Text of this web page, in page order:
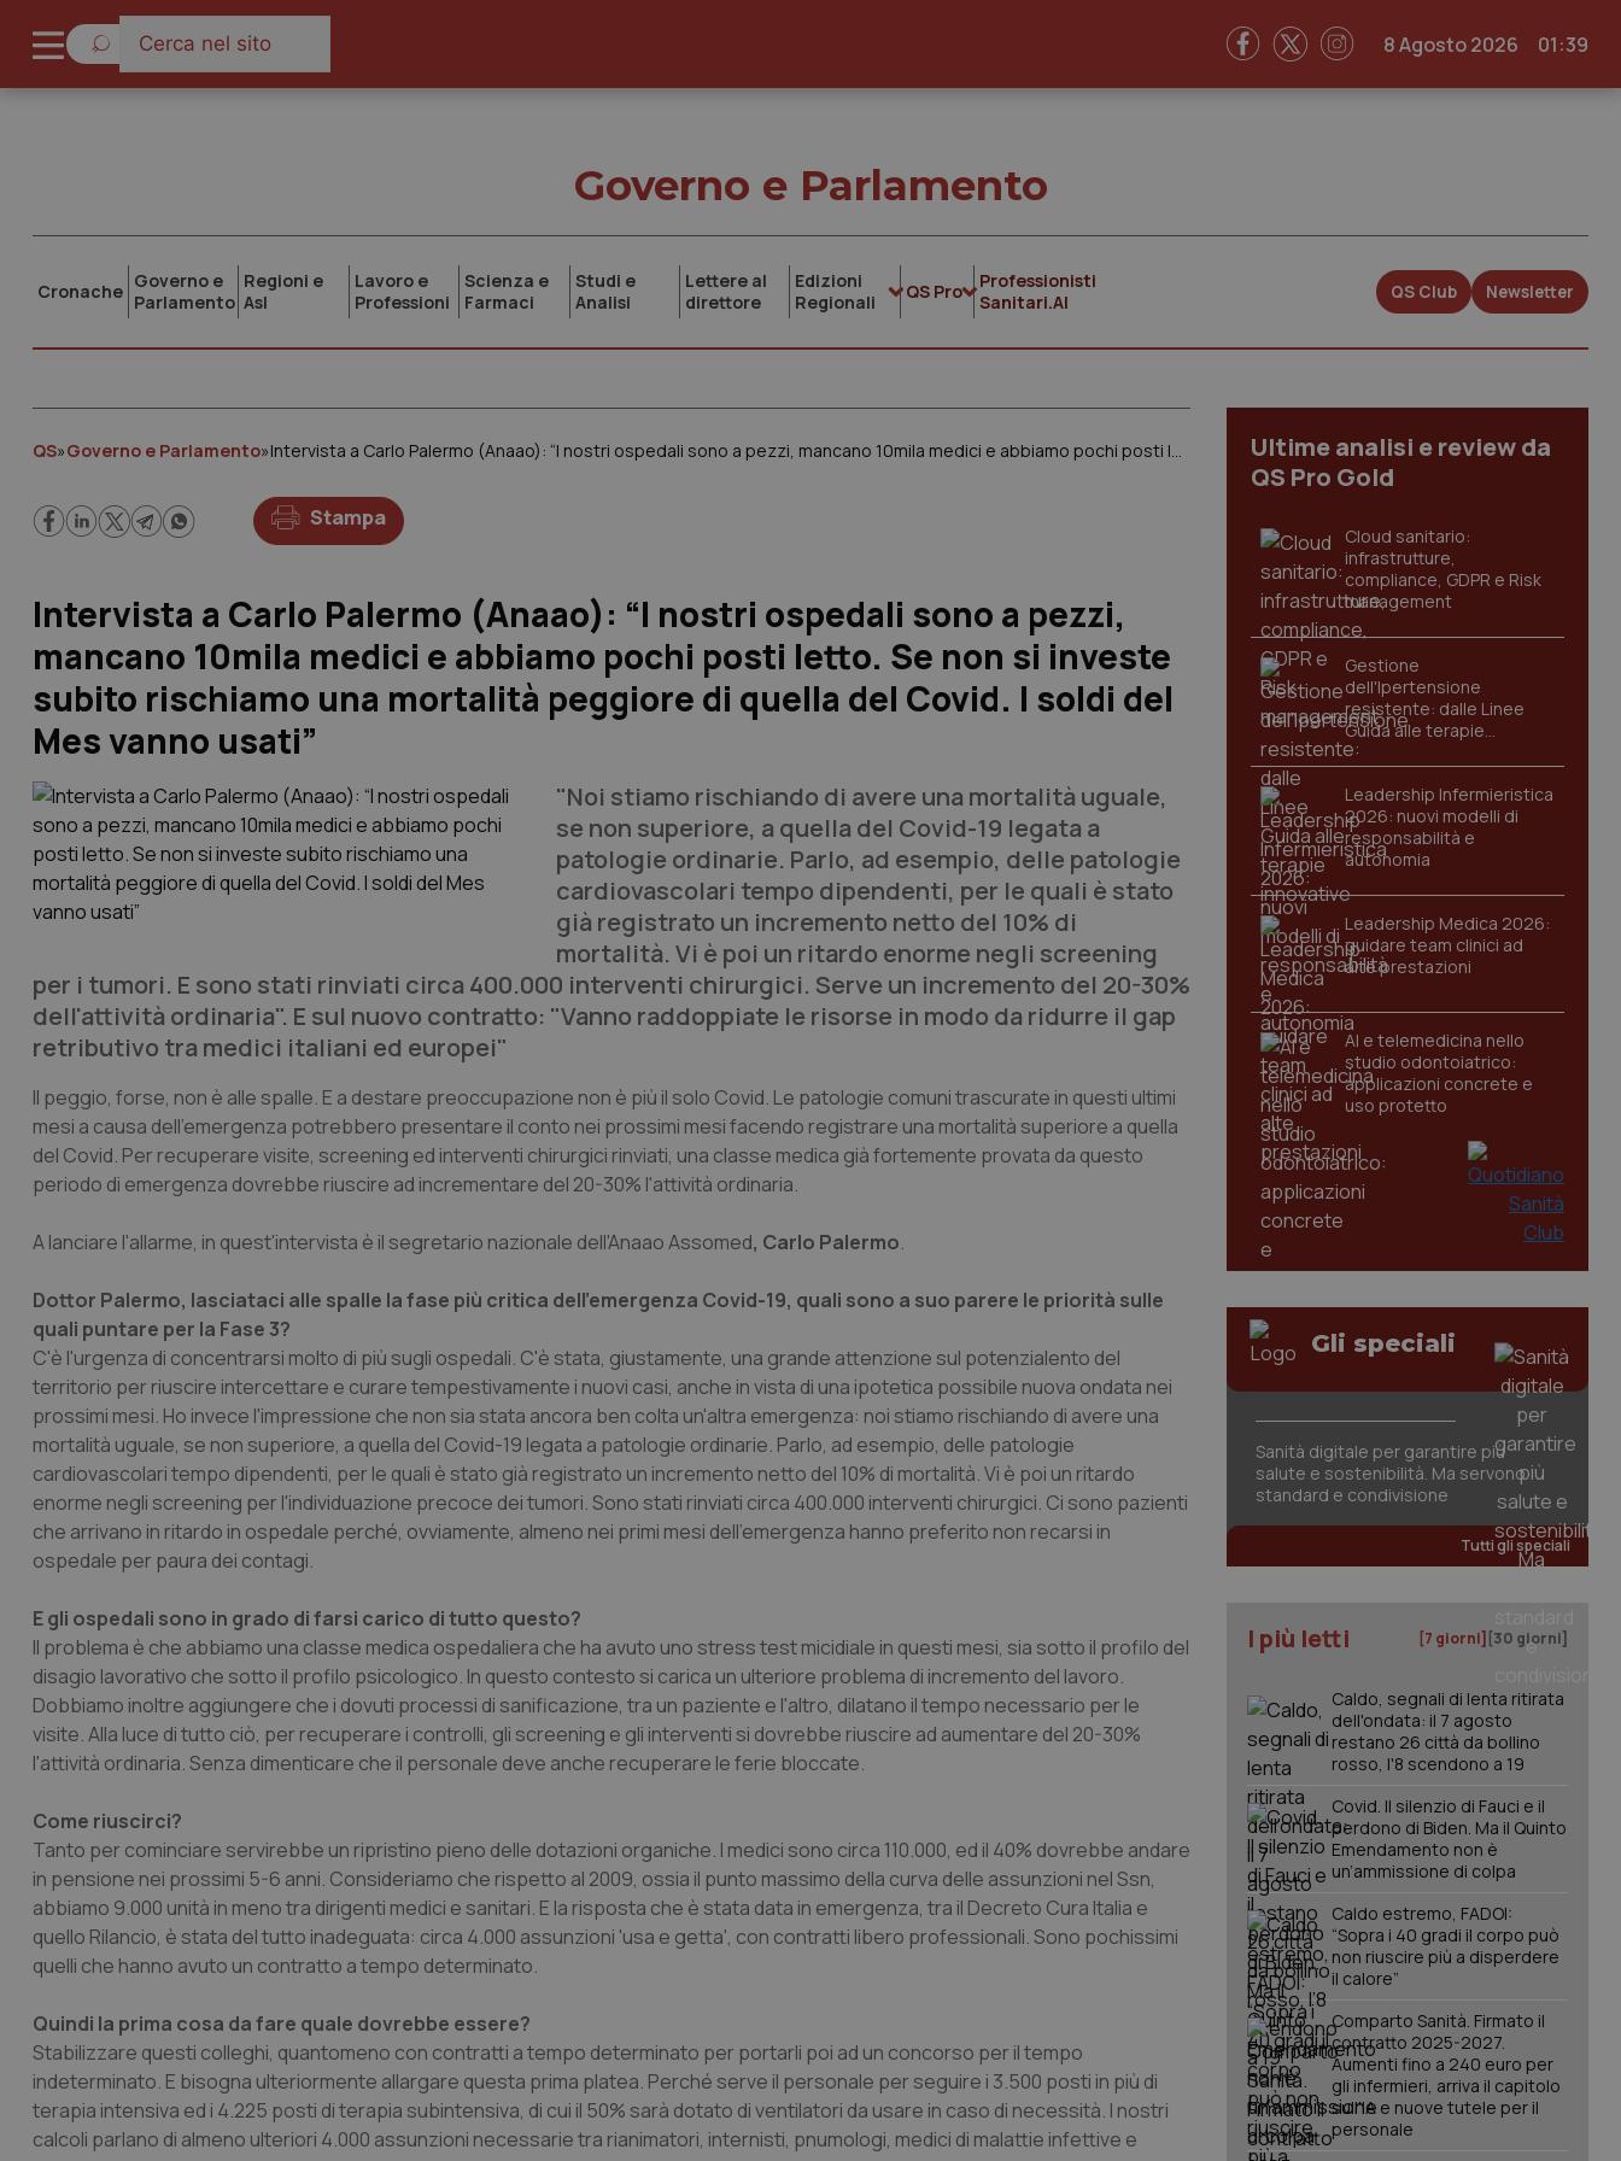
8 Agosto 2026 01:39
Governo e Parlamento
Cronache Governo e
Parlamento
Regioni e
Asl
Lavoro e
Professioni
Scienza e
Farmaci
Studi e
Analisi
Lettere al
direttore
Edizioni
Regionali
QS Pro
Professionisti
Sanitari.AI
QS Club Newsletter
QS»Governo e Parlamento» Intervista a Carlo Palermo (Anaao): “I nostri ospedali sono a pezzi, mancano 10mila medici e abbiamo pochi posti letto. Se non si investe subito rischiamo una mortalità peggiore di quella del Covid. I soldi del Mes vanno usati”
Stampa
Intervista a Carlo Palermo (Anaao): “I nostri ospedali sono a pezzi,
mancano 10mila medici e abbiamo pochi posti letto. Se non si investe
subito rischiamo una mortalità peggiore di quella del Covid. I soldi del
Mes vanno usati”
"Noi stiamo rischiando di avere una mortalità uguale,
se non superiore, a quella del Covid-19 legata a
patologie ordinarie. Parlo, ad esempio, delle patologie
cardiovascolari tempo dipendenti, per le quali è stato
già registrato un incremento netto del 10% di
mortalità. Vi è poi un ritardo enorme negli screening
per i tumori. E sono stati rinviati circa 400.000 interventi chirurgici. Serve un incremento del 20-30%
dell'attività ordinaria". E sul nuovo contratto: "Vanno raddoppiate le risorse in modo da ridurre il gap
retributivo tra medici italiani ed europei"
Il peggio, forse, non è alle spalle. E a destare preoccupazione non è più il solo Covid. Le patologie comuni trascurate in questi ultimi
mesi a causa dell'emergenza potrebbero presentare il conto nei prossimi mesi facendo registrare una mortalità superiore a quella
del Covid. Per recuperare visite, screening ed interventi chirurgici rinviati, una classe medica già fortemente provata da questo
periodo di emergenza dovrebbe riuscire ad incrementare del 20-30% l'attività ordinaria.
A lanciare l'allarme, in quest'intervista è il segretario nazionale dell'Anaao Assomed, Carlo Palermo.
Dottor Palermo, lasciataci alle spalle la fase più critica dell'emergenza Covid-19, quali sono a suo parere le priorità sulle
quali puntare per la Fase 3?
C'è l'urgenza di concentrarsi molto di più sugli ospedali. C'è stata, giustamente, una grande attenzione sul potenzialento del
territorio per riuscire intercettare e curare tempestivamente i nuovi casi, anche in vista di una ipotetica possibile nuova ondata nei
prossimi mesi. Ho invece l'impressione che non sia stata ancora ben colta un'altra emergenza: noi stiamo rischiando di avere una
mortalità uguale, se non superiore, a quella del Covid-19 legata a patologie ordinarie. Parlo, ad esempio, delle patologie
cardiovascolari tempo dipendenti, per le quali è stato già registrato un incremento netto del 10% di mortalità. Vi è poi un ritardo
enorme negli screening per l'individuazione precoce dei tumori. Sono stati rinviati circa 400.000 interventi chirurgici. Ci sono pazienti
che arrivano in ritardo in ospedale perché, ovviamente, almeno nei primi mesi dell'emergenza hanno preferito non recarsi in
ospedale per paura dei contagi.
E gli ospedali sono in grado di farsi carico di tutto questo?
Il problema è che abbiamo una classe medica ospedaliera che ha avuto uno stress test micidiale in questi mesi, sia sotto il profilo del
disagio lavorativo che sotto il profilo psicologico. In questo contesto si carica un ulteriore problema di incremento del lavoro.
Dobbiamo inoltre aggiungere che i dovuti processi di sanificazione, tra un paziente e l'altro, dilatano il tempo necessario per le
visite. Alla luce di tutto ciò, per recuperare i controlli, gli screening e gli interventi si dovrebbe riuscire ad aumentare del 20-30%
l'attività ordinaria. Senza dimenticare che il personale deve anche recuperare le ferie bloccate.
Come riuscirci?
Tanto per cominciare servirebbe un ripristino pieno delle dotazioni organiche. I medici sono circa 110.000, ed il 40% dovrebbe andare
in pensione nei prossimi 5-6 anni. Consideriamo che rispetto al 2009, ossia il punto massimo della curva delle assunzioni nel Ssn,
abbiamo 9.000 unità in meno tra dirigenti medici e sanitari. E la risposta che è stata data in emergenza, tra il Decreto Cura Italia e
quello Rilancio, è stata del tutto inadeguata: circa 4.000 assunzioni 'usa e getta', con contratti libero professionali. Sono pochissimi
quelli che hanno avuto un contratto a tempo determinato.
Quindi la prima cosa da fare quale dovrebbe essere?
Stabilizzare questi colleghi, quantomeno con contratti a tempo determinato per portarli poi ad un concorso per il tempo
indeterminato. E bisogna ulteriormente allargare questa prima platea. Perché serve il personale per seguire i 3.500 posti in più di
terapia intensiva ed i 4.225 posti di terapia subintensiva, di cui il 50% sarà dotato di ventilatori da usare in caso di necessità. I nostri
calcoli parlano di almeno ulteriori 4.000 assunzioni necessarie tra rianimatori, internisti, pnumologi, medici di malattie infettive e
Ultime analisi e review da
QS Pro Gold
Cloud sanitario:
infrastrutture,
compliance, GDPR e Risk
management
Gestione
dell'Ipertensione
resistente: dalle Linee
Guida alle terapie
innovative
Leadership Infermieristica
2026: nuovi modelli di
responsabilità e
autonomia
Leadership Medica 2026:
guidare team clinici ad
alte prestazioni
AI e telemedicina nello
studio odontoiatrico:
applicazioni concrete e
uso protetto
Gli speciali
Sanità digitale per garantire più
salute e sostenibilità. Ma servono
standard e condivisione
Tutti gli speciali
I più letti [7 giorni] [30 giorni]
Caldo, segnali di lenta ritirata
dell'ondata: il 7 agosto
restano 26 città da bollino
rosso, l'8 scendono a 19
Covid. Il silenzio di Fauci e il
perdono di Biden. Ma il Quinto
Emendamento non è
un’ammissione di colpa
Caldo estremo, FADOI:
“Sopra i 40 gradi il corpo può
non riuscire più a disperdere
il calore”
Comparto Sanità. Firmato il
contratto 2025-2027.
Aumenti fino a 240 euro per
gli infermieri, arriva il capitolo
sull'IA e nuove tutele per il
personale